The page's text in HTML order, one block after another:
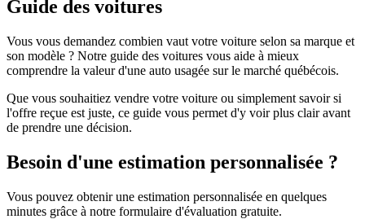
Guide des voitures
Vous vous demandez combien vaut votre voiture selon sa marque et
son modèle ? Notre guide des voitures vous aide à mieux
comprendre la valeur d'une auto usagée sur le marché québécois.
Que vous souhaitiez vendre votre voiture ou simplement savoir si
l'offre reçue est juste, ce guide vous permet d'y voir plus clair avant
de prendre une décision.
Besoin d'une estimation personnalisée ?
Vous pouvez obtenir une estimation personnalisée en quelques
minutes grâce à notre formulaire d'évaluation gratuite.